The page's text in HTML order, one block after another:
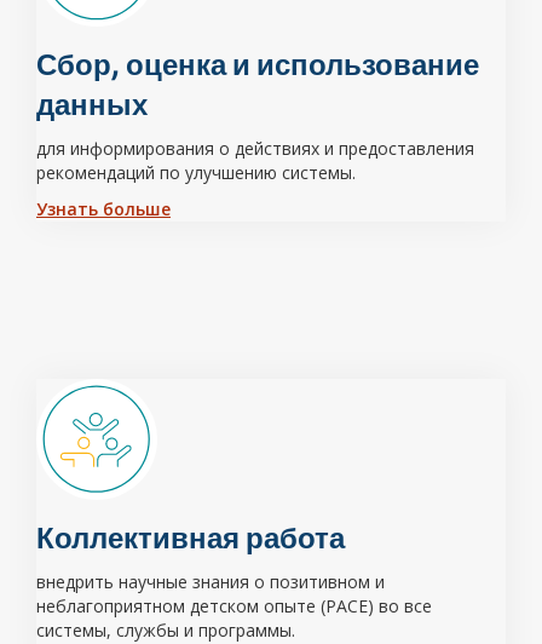
Сбор, оценка и использование
данных
для информирования о действиях и предоставления
рекомендаций по улучшению системы.
Узнать больше
Коллективная работа
внедрить научные знания о позитивном и
неблагоприятном детском опыте (PACE) во все
системы, службы и программы.